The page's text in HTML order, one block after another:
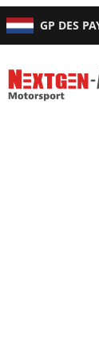
GP DES
Nextgen-